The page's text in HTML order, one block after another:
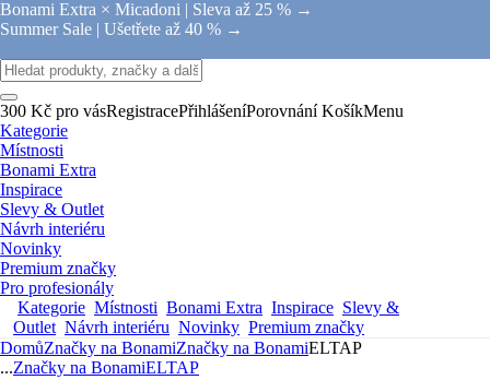
Bonami Extra × Micadoni | Sleva až 25 % →
Summer Sale | Ušetřete až 40 % →
300 Kč pro vásRegistracePřihlášeníPorovnání KošíkMenu
Kategorie
Místnosti
Bonami Extra
Inspirace
Slevy & Outlet
Návrh interiéru
Novinky
Premium značky
Pro profesionály
Kategorie Místnosti Bonami Extra Inspirace Slevy &
Outlet Návrh interiéru Novinky Premium značky
DomůZnačky na BonamiZnačky na BonamiELTAP
...Značky na BonamiELTAP